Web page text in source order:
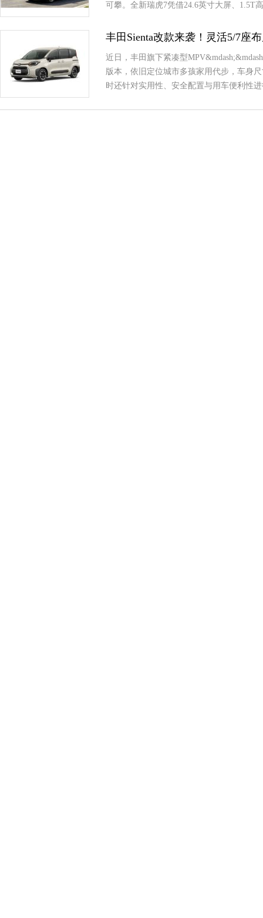
可攀。全新瑞虎7凭借24.6英寸大屏、1.5T
丰田Sienta改款来袭！灵活5/7座
近日，丰田旗下紧凑型
版本，依旧定位城市多孩家用代步，车身
时还针对实用性、安全配置与用车便利性